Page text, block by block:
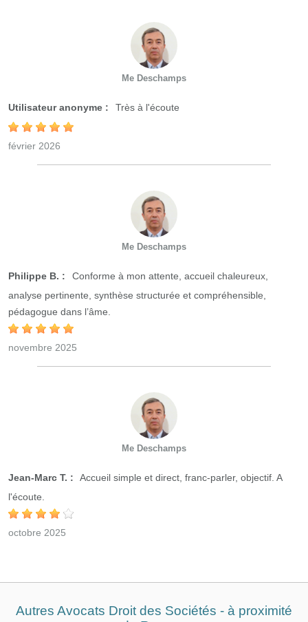
Me Deschamps
Utilisateur anonyme : Très à l'écoute
février 2026
Me Deschamps
Philippe B. :
Conforme à mon attente, accueil chaleureux,
analyse pertinente, synthèse structurée et compréhensible,
pédagogue dans l’âme.
novembre 2025
Me Deschamps
Jean-Marc T. :
Accueil simple et direct, franc-parler, objectif. A
l'écoute.
octobre 2025
Autres Avocats Droit des Sociétés - à proximité